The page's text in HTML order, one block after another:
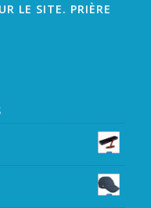
LE SITE. PRIÈRE